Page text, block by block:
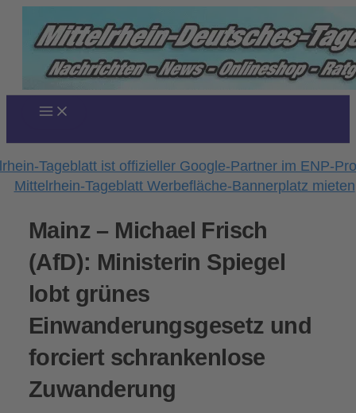
Inhalt
springen
Mainz – Michael Frisch
(AfD): Ministerin Spiegel
lobt grünes
Einwanderungsgesetz und
forciert schrankenlose
Zuwanderung